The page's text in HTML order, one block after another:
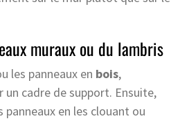
muraux ou du lambris
les panneaux en bois,
un cadre de support. Ensuite,
panneaux en les clouant ou